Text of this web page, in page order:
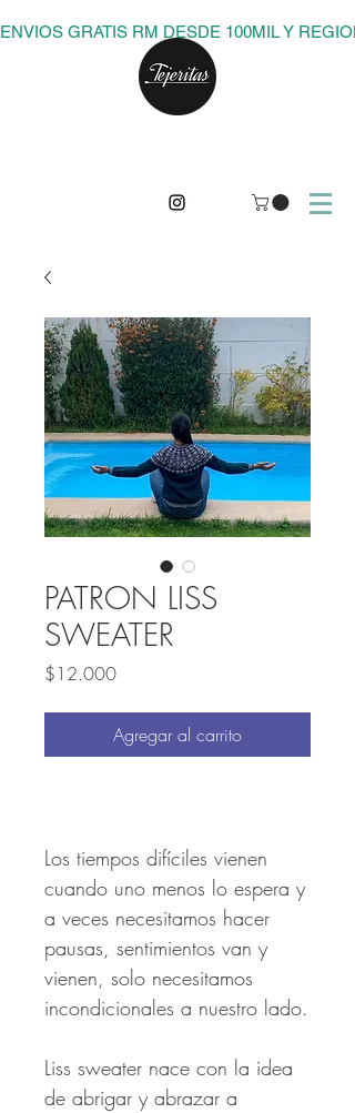
ENVIOS GRATIS RM DESDE 100MIL Y
PATRON LISS
SWEATER
$12.000Precio
Agregar al carrito
Los tiempos difíciles vienen
cuando uno menos lo espera y
a veces necesitamos hacer
pausas, sentimientos van y
vienen, solo necesitamos
incondicionales a nuestro lado.
Liss sweater nace con la idea
de abrigar y abrazar a